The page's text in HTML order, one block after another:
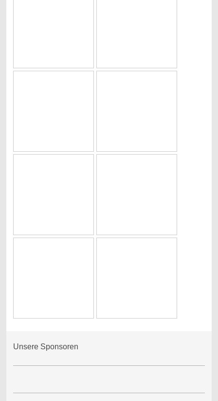
Unsere Sponsoren